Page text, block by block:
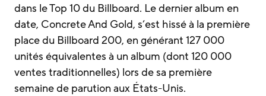
dans le Top 10 du Billboard. Le dernier album en
date, Concrete And Gold, s’est hissé à la première
place du Billboard 200, en générant 127 000
unités équivalentes à un album (dont 120 000
ventes traditionnelles) lors de sa première
semaine de parution aux États-Unis.